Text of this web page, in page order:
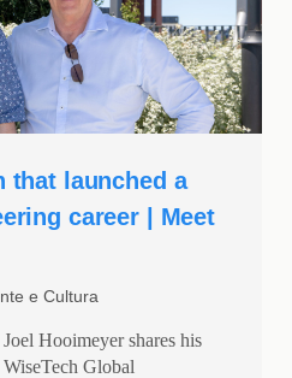
e Cultura
that launched a
career | Meet
Hooimeyer shares his
Global